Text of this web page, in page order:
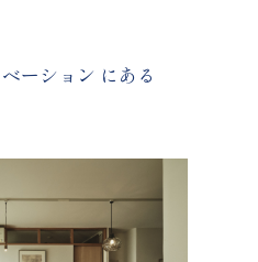
ーション にある